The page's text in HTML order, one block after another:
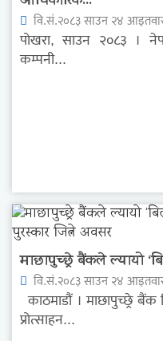
वि.सं.२०८३ साउन २४
पोखरा, साउन २०८३ ।
कम्पनी...
माछापुच्छ्रे बैंकले ल्यायो
वि.सं.२०८३ साउन २४
काठमाडौं । माछापुच्छ्रे
प्रोत्साहन...